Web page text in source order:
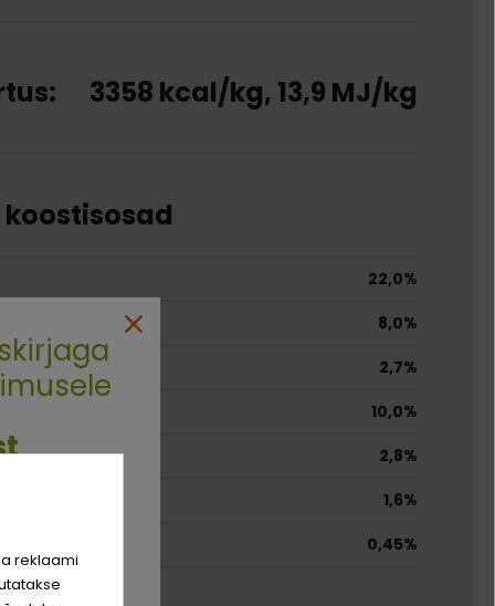
3358 kcal/kg, 13,9 MJ/kg
22,0%
8,0%
2,7%
10,0%
2,8%
1,6%
0,45%
reklaami